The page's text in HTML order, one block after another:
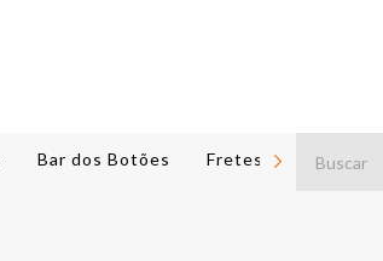
Bar dos Botões Fretes e Pagamentos